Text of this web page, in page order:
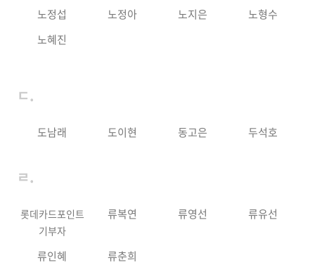
노정섭
노정아 노지은
노형수
노혜진
ㄷ.
도남래 도이현 동고은 두석호
ㄹ.
롯데카드포인트
기부자
류복연 류영선 류유선
류인혜 류춘희